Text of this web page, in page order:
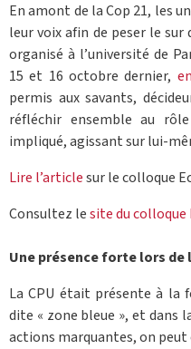
En amont de la Cop 21, les
leur voix afin de peser le sur
organisé à l’université de
15 et 16 octobre dernier,
permis aux savants,
réfléchir ensemble au
impliqué, agissant sur lui-
Lire l’articlesur le colloque
Consultez lesite du colloque
Une présence forte lors de
La CPU était présente à la
dite « zone bleue », et dans
actions marquantes, on peut